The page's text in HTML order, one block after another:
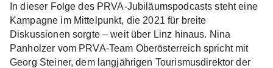
In dieser Folge des PRVA-Jubiläumspodcasts steht eine
Kampagne im Mittelpunkt, die 2021 für breite
Diskussionen sorgte – weit über Linz hinaus. Nina
Panholzer vom PRVA-Team Oberösterreich spricht mit
Georg Steiner, dem langjährigen Tourismusdirektor der